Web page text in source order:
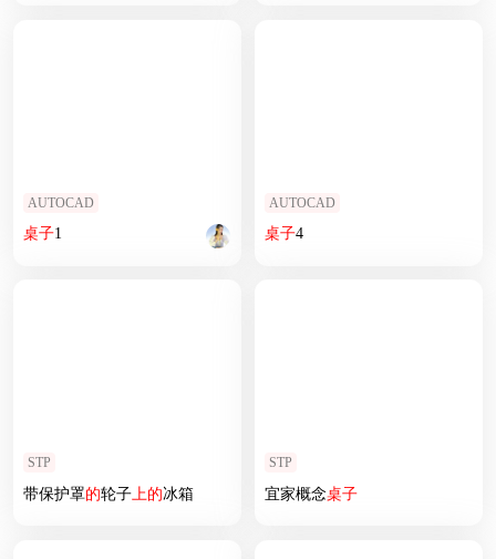
AUTOCAD
桌子1
AUTOCAD
桌子4
STP
带保护罩的轮子上的冰箱
STP
宜家概念桌子